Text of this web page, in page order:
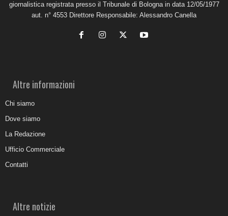
giornalistica registrata presso il Tribunale di Bologna in data 12/05/1977
aut. n° 4553 Direttore Responsabile: Alessandro Canella
Altre informazioni
Chi siamo
Dove siamo
La Redazione
Ufficio Commerciale
Contatti
Altre notizie